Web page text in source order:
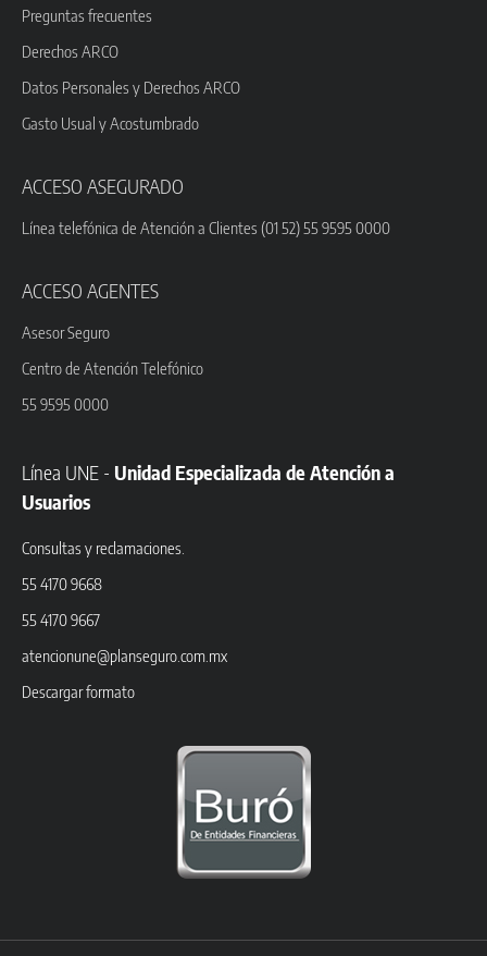
Preguntas frecuentes
Derechos ARCO
Datos Personales y Derechos ARCO
Gasto Usual y Acostumbrado
ACCESO ASEGURADO
Línea telefónica de Atención a Clientes (01 52) 55 9595 0000
ACCESO AGENTES
Asesor Seguro
Centro de Atención Telefónico
55 9595 0000
Línea UNE - Unidad Especializada de Atención a
Usuarios
Consultas y reclamaciones.
55 4170 9668
55 4170 9667
atencionune@planseguro.com.mx
Descargar formato